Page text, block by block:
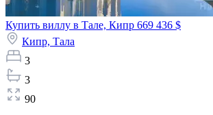
Купить виллу в Тале, Кипр 669 436 $
Кипр, Тала
3
3
90